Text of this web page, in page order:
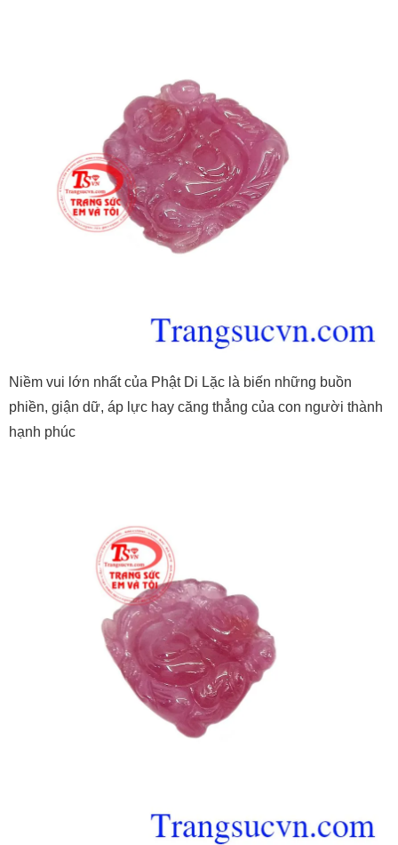
Niềm vui lớn nhất của Phật Di Lặc là biến những buồn
phiền, giận dữ, áp lực hay căng thẳng của con người thành
hạnh phúc